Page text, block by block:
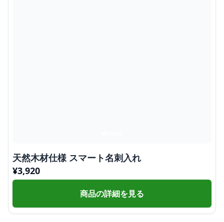
天然木材仕様 スマート名刺入れ
¥3,920
商品の詳細を見る